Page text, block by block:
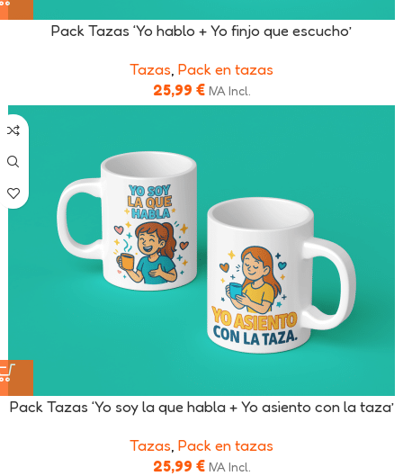
Pack Tazas ‘Yo hablo + Yo finjo que escucho’
Tazas Pack en tazas
25,99 € IVA Incl.
Pack Tazas ‘Yo soy la que habla + Yo asiento con la taza’
Tazas Pack en tazas
25,99 € IVA Incl.